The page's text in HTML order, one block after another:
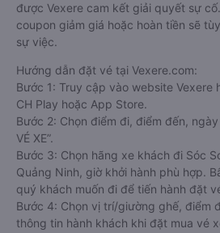
được Vexere cam kết giải quyết sự
coupon giảm giá hoặc hoàn tiền sẽ
sự việc.
Hướng dẫn đặt vé tại Vexere.com:
Bước 1: Truy cập vào website Vexere
CH Play hoặc App Store.
Bước 2: Chọn điểm đi, điểm đến,
VÉ XE”.
Bước 3: Chọn hãng xe khách đi Sóc
Quảng Ninh, giờ khởi hành phù hợp.
quý khách muốn đi để tiến hành đặt
Bước 4: Chọn vị trí/giường ghế, điểm
thông tin hành khách khi đặt mua vé